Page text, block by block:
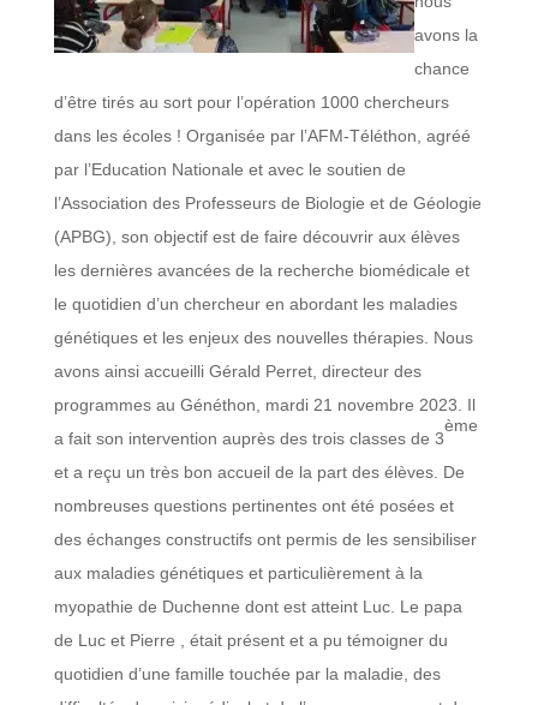
avons la
chance
d’être tirés au sort pour l’opération 1000 chercheurs
dans les écoles ! Organisée par l’AFM-Téléthon, agréé
par l’Education Nationale et avec le soutien de
l’Association des Professeurs de Biologie et de Géologie
(APBG), son objectif est de faire découvrir aux élèves
les dernières avancées de la recherche biomédicale et
le quotidien d’un chercheur en abordant les maladies
génétiques et les enjeux des nouvelles thérapies. Nous
avons ainsi accueilli Gérald Perret, directeur des
programmes au Généthon, mardi 21 novembre 2023. Il
a fait son intervention auprès des trois classes de 3
ème
et a reçu un très bon accueil de la part des élèves. De
nombreuses questions pertinentes ont été posées et
des échanges constructifs ont permis de les sensibiliser
aux maladies génétiques et particulièrement à la
myopathie de Duchenne dont est atteint Luc. Le papa
de Luc et Pierre , était présent et a pu témoigner du
quotidien d’une famille touchée par la maladie, des